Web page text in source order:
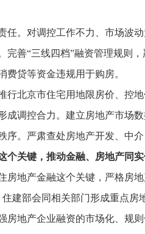
任。对调控工作不力、市场波
完善“三线四档”融资管理规则
费贷等资金违规用于购房。
行北京市住宅用地限房价、控
成调控合力。建立房地产市场
序。严肃查处房地产开发、中
个关键，推动金融、房地产同
房地产金融这个关键，严格房
建部会同相关部门形成重点
房地产企业融资的市场化、规